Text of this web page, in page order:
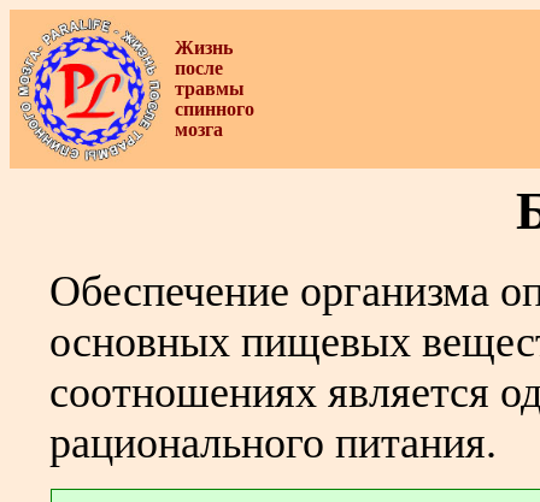
Жизнь
после
травмы
спинного
мозга
Обеспечение организма
основных пищевых
соотношениях является
рационального питания.